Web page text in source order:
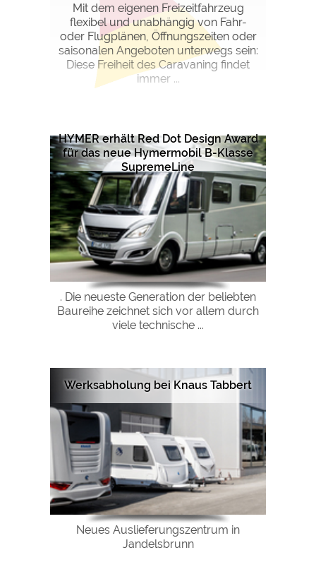
Mit dem eigenen Freizeitfahrzeug
flexibel und unabhängig von Fahr-
oder Flugplänen, Öffnungszeiten oder
saisonalen Angeboten unterwegs sein:
Diese Freiheit des Caravaning findet
immer ...
HYMER erhält Red Dot Design Award
für das neue Hymermobil B-Klasse
SupremeLine
. Die neueste Generation der beliebten
Baureihe zeichnet sich vor allem durch
viele technische ...
Werksabholung bei Knaus Tabbert
Neues Auslieferungszentrum in
Jandelsbrunn